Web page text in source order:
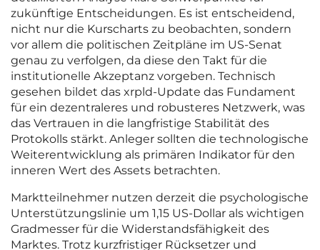
zukünftige Entscheidungen. Es ist entscheidend,
nicht nur die Kurscharts zu beobachten, sondern
vor allem die politischen Zeitpläne im US-Senat
genau zu verfolgen, da diese den Takt für die
institutionelle Akzeptanz vorgeben. Technisch
gesehen bildet das xrpld-Update das Fundament
für ein dezentraleres und robusteres Netzwerk, was
das Vertrauen in die langfristige Stabilität des
Protokolls stärkt. Anleger sollten die technologische
Weiterentwicklung als primären Indikator für den
inneren Wert des Assets betrachten.
Marktteilnehmer nutzen derzeit die psychologische
Unterstützungslinie um 1,15 US-Dollar als wichtigen
Gradmesser für die Widerstandsfähigkeit des
Marktes. Trotz kurzfristiger Rücksetzer und